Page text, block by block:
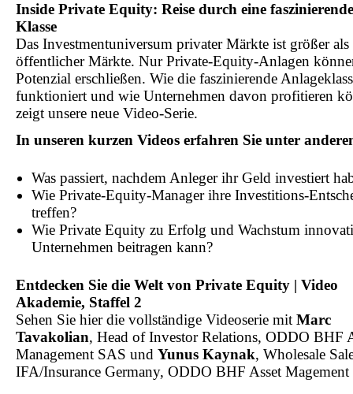
Inside Private Equity: Reise durch eine
Klasse
Das Investmentuniversum privater Märkte ist größer als
öffentlicher Märkte. Nur Private-Equity-Anlagen
Potenzial erschließen. Wie die faszinierende
funktioniert und wie Unternehmen davon profitieren
zeigt unsere neue Video-Serie.
In unseren kurzen Videos erfahren Sie unter
Was passiert, nachdem Anleger ihr Geld investiert
Wie Private-Equity-Manager ihre Investitions-
treffen?
Wie Private Equity zu Erfolg und Wachstum
Unternehmen beitragen kann?
Entdecken Sie die Welt von Private Equity | Video
Akademie, Staffel 2
Sehen Sie hier die vollständige Videoserie mit Marc
Tavakolian, Head of Investor Relations, ODDO BHF
Management SAS und Yunus Kaynak, Wholesale
IFA/Insurance Germany, ODDO BHF Asset